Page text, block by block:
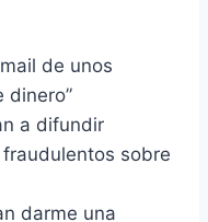
de unos
dinero”
a difundir
sobre
darme una